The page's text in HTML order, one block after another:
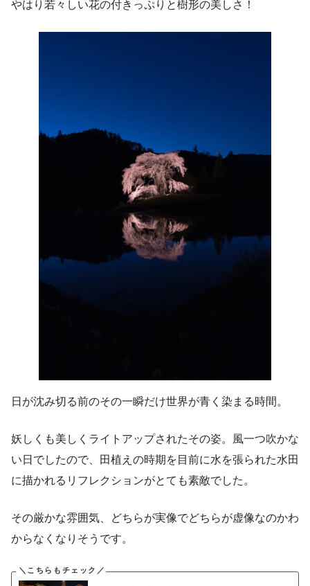
やはり若々しい花の付きっぷりと樹形の美しさ！
日が沈み切る前のその一瞬だけ世界が青く染まる時間。
妖しくも美しくライトアップされたその姿。風一つ吹かな
い日でしたので、田植えの時期を目前に水を張られた水田
に描かれるリフレクションがとても素敵でした。
その厳かな雰囲気、どちらが実像でどちらが虚像なのかわ
からなくなりそうです。